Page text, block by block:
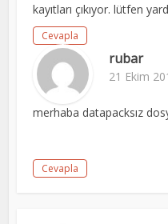
kayıtları çıkıyor. lütfen
Cevapla
rubar
21 Ekim
merhaba datapacksız
Cevapla